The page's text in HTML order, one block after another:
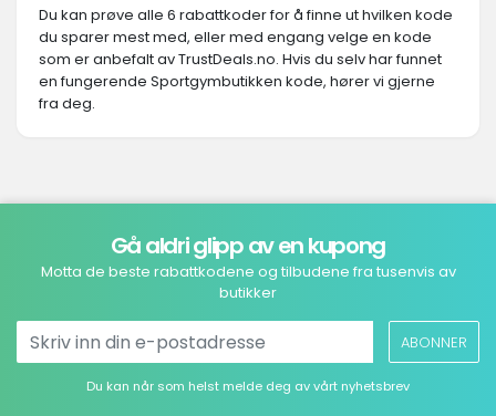
Du kan prøve alle 6 rabattkoder for å finne ut hvilken kode
du sparer mest med, eller med engang velge en kode
som er anbefalt av TrustDeals.no. Hvis du selv har funnet
en fungerende Sportgymbutikken kode, hører vi gjerne
fra deg.
Gå aldri glipp av en kupong
Motta de beste rabattkodene og tilbudene fra tusenvis av
butikker
ABONNER
Du kan når som helst melde deg av vårt nyhetsbrev